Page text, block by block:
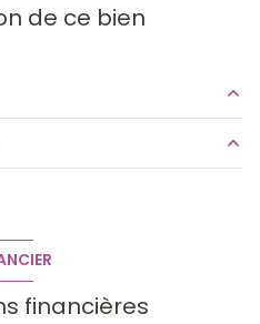
de ce bien
financières